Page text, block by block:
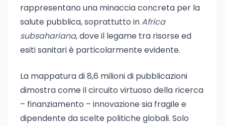
rappresentano una minaccia concreta per la
salute pubblica, soprattutto inAfrica
subsahariana, dove il legame tra risorse ed
esiti sanitari è particolarmente evidente.
La mappatura di 8,6 milioni di pubblicazioni
dimostra come il circuito virtuoso della ricerca
– finanziamento – innovazione sia fragile e
dipendente da scelte politiche globali. Solo